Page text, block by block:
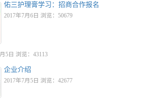
佑三护理膏学习：招商合作报名
2017年7月6日 浏览：50679
5日 浏览：43113
企业介绍
2017年7月5日 浏览：42677